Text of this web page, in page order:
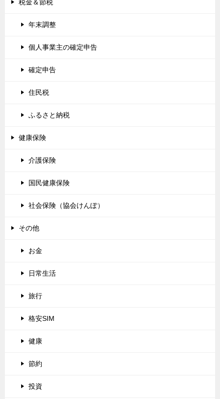
税金＆節税
年末調整
個人事業主の確定申告
確定申告
住民税
ふるさと納税
健康保険
介護保険
国民健康保険
社会保険（協会けんぽ）
その他
お金
日常生活
旅行
格安SIM
健康
節約
投資